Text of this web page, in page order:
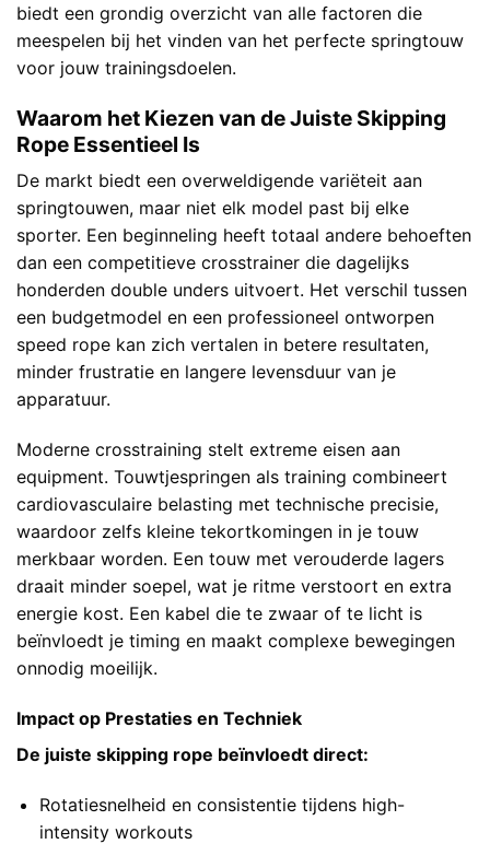
biedt een grondig overzicht van alle factoren die
meespelen bij het vinden van het perfecte springtouw
voor jouw trainingsdoelen.
Waarom het Kiezen van de Juiste Skipping
Rope Essentieel Is
De markt biedt een overweldigende variëteit aan
springtouwen, maar niet elk model past bij elke
sporter. Een beginneling heeft totaal andere behoeften
dan een competitieve crosstrainer die dagelijks
honderden double unders uitvoert. Het verschil tussen
een budgetmodel en een professioneel ontworpen
speed rope kan zich vertalen in betere resultaten,
minder frustratie en langere levensduur van je
apparatuur.
Moderne crosstraining stelt extreme eisen aan
equipment. Touwtjespringen als training combineert
cardiovasculaire belasting met technische precisie,
waardoor zelfs kleine tekortkomingen in je touw
merkbaar worden. Een touw met verouderde lagers
draait minder soepel, wat je ritme verstoort en extra
energie kost. Een kabel die te zwaar of te licht is
beïnvloedt je timing en maakt complexe bewegingen
onnodig moeilijk.
Impact op Prestaties en Techniek
De juiste skipping rope beïnvloedt direct:
Rotatiesnelheid en consistentie tijdens high-
intensity workouts